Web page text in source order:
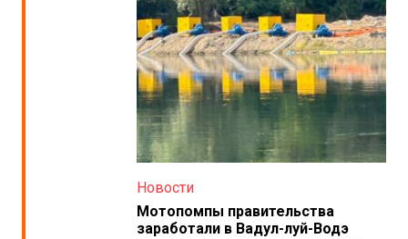
Новости
Мотопомпы правительства
заработали в Вадул-луй-Водэ